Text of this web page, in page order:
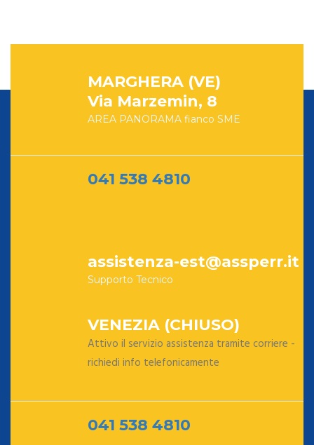
MARGHERA (VE)
Via Marzemin, 8
AREA PANORAMA fianco SME
041 538 4810
assistenza-est@assperr.it
Supporto Tecnico
VENEZIA (CHIUSO)
Attivo il servizio assistenza tramite corriere -
richiedi info telefonicamente
041 538 4810